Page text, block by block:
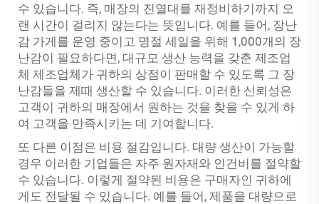
수 있습니다. 즉, 매장의 진열대를 재정비하기까지 오
랜 시간이 걸리지 않는다는 뜻입니다. 예를 들어, 장난
감 가게를 운영 중이고 명절 세일을 위해 1,000개의 장
난감이 필요하다면, 대규모 생산 능력을 갖춘 제조업
체 제조업체가 귀하의 상점이 판매할 수 있도록 그 장
난감들을 제때 생산할 수 있습니다. 이러한 신뢰성은
고객이 귀하의 매장에서 원하는 것을 찾을 수 있게 하
여 고객을 만족시키는 데 기여합니다.
또 다른 이점은 비용 절감입니다. 대량 생산이 가능할
경우 이러한 기업들은 자주 원자재와 인건비를 절약할
수 있습니다. 이렇게 절약된 비용은 구매자인 귀하에
게도 전달될 수 있습니다. 예를 들어, 제품을 대량으로